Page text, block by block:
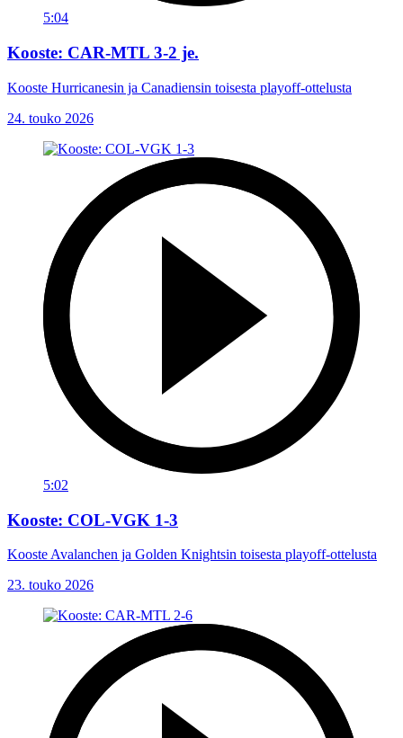
5:04
Kooste: CAR-MTL 3-2 je.
Kooste Hurricanesin ja Canadiensin toisesta playoff-ottelusta
24. touko 2026
5:02
Kooste: COL-VGK 1-3
Kooste Avalanchen ja Golden Knightsin toisesta playoff-ottelusta
23. touko 2026